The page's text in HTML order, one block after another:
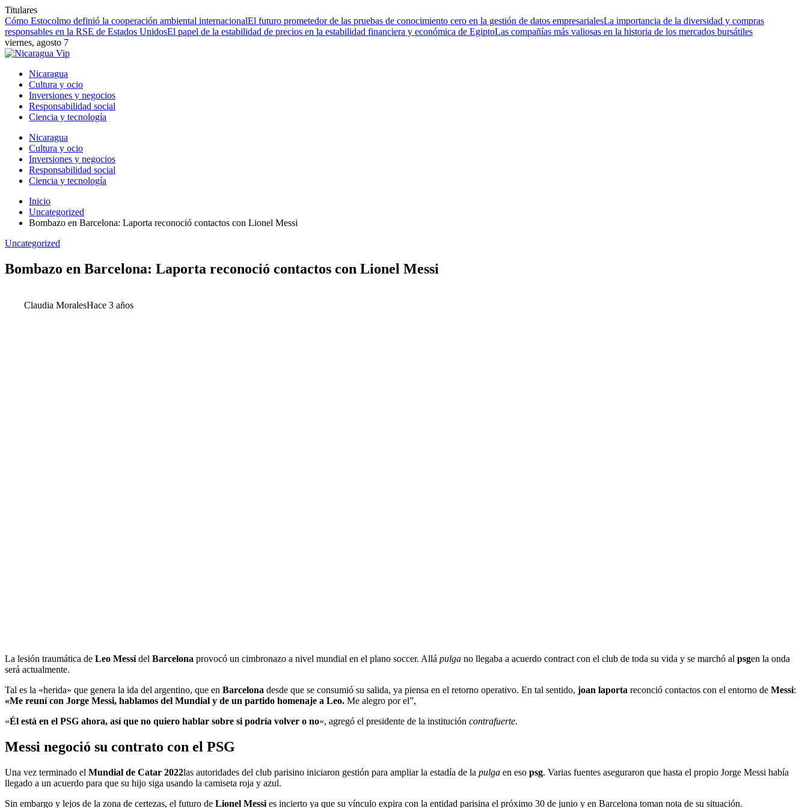
Titulares
Cómo Estocolmo definió la cooperación ambiental internacionalEl futuro prometedor de las pruebas de conocimiento cero en la gestión de datos empresarialesLa importancia de la diversidad y compras
responsables en la RSE de Estados UnidosEl papel de la estabilidad de precios en la estabilidad financiera y económica de EgiptoLas compañías más valiosas en la historia de los mercados bursátiles
viernes, agosto 7
Nicaragua
Cultura y ocio
Inversiones y negocios
Responsabilidad social
Ciencia y tecnología
Nicaragua
Cultura y ocio
Inversiones y negocios
Responsabilidad social
Ciencia y tecnología
Inicio
Uncategorized
Bombazo en Barcelona: Laporta reconoció contactos con Lionel Messi
Uncategorized
Bombazo en Barcelona: Laporta reconoció contactos con Lionel Messi
Claudia MoralesHace 3 años
La lesión traumática de Leo Messi del Barcelona provocó un cimbronazo a nivel mundial en el plano soccer. Allá pulga no llegaba a acuerdo contract con el club de toda su vida y se marchó al psgen la onda
será actualmente.
Tal es la «herida» que genera la ida del argentino, que en Barcelona desde que se consumió su salida, ya piensa en el retorno operativo. En tal sentido, joan laporta reconció contactos con el entorno de Messi:
«Me reuní con Jorge Messi, hablamos del Mundial y de un partido homenaje a Leo. Me alegro por el”,
«Él está en el PSG ahora, así que no quiero hablar sobre si podría volver o no«, agregó el presidente de la institución contrafuerte.
Messi negoció su contrato con el PSG
Una vez terminado el Mundial de Catar 2022las autoridades del club parisino iniciaron gestión para ampliar la estadía de la pulga en eso psg. Varias fuentes aseguraron que hasta el propio Jorge Messi había
llegado a un acuerdo para que su hijo siga usando la camiseta roja y azul.
Sin embargo y lejos de la zona de certezas, el futuro de Lionel Messi es incierto ya que su vínculo expira con la entidad parisina el próximo 30 de junio y en Barcelona toman nota de su situación.